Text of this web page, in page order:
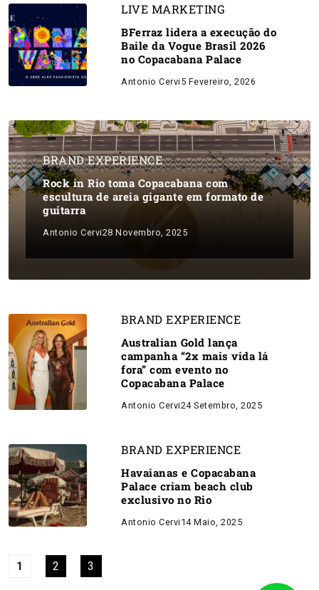
LIVE MARKETING
BFerraz lidera a execução do
Baile da Vogue Brasil 2026
no Copacabana Palace
Antonio Cervi 5 Fevereiro, 2026
BRAND EXPERIENCE
Rock in Rio toma Copacabana com
escultura de areia gigante em formato de
guitarra
Antonio Cervi28 Novembro, 2025
BRAND EXPERIENCE
Australian Gold lança
campanha “2x mais vida lá
fora” com evento no
Copacabana Palace
Antonio Cervi24 Setembro, 2025
BRAND EXPERIENCE
Havaianas e Copacabana
Palace criam beach club
exclusivo no Rio
Antonio Cervi 14 Maio, 2025
1 2 3